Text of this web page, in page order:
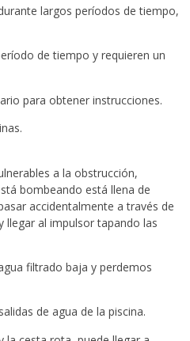
largos períodos de tiempo,
de tiempo y requieren un
para obtener instrucciones.
a la obstrucción,
bombeando está llena de
accidentalmente a través de
llegar al impulsor tapando las
filtrado baja y perdemos
de agua de la piscina.